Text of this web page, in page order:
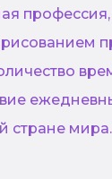
профессия,
стране мира.